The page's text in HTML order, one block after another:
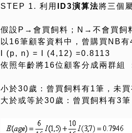
STEP 1. 利用 ID3演算法將三個
假設P→會買飼料；N→不會買飼
以16筆顧客資料中，曾購買NB
I (p, n) = I (4,12) =0.8113
依照年齡將16位顧客分成兩群組
小於30歲：曾買飼料有1筆，未買
大於或等於30歲：曾買飼料有3筆